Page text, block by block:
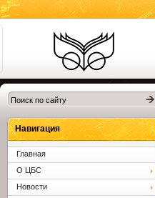
Библиотеки
Клина. Клинская
ЦБС.
Навигация
Главная
О ЦБС
Новости